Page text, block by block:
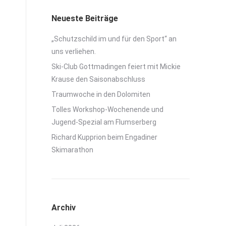
Neueste Beiträge
„Schutzschild im und für den Sport“ an
uns verliehen.
Ski-Club Gottmadingen feiert mit Mickie
Krause den Saisonabschluss
Traumwoche in den Dolomiten
Tolles Workshop-Wochenende und
Jugend-Spezial am Flumserberg
Richard Kupprion beim Engadiner
Skimarathon
Archiv